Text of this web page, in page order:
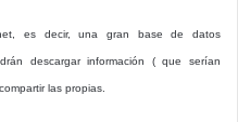
es decir, una gran base de datos
descargar información ( que serían
las propias.